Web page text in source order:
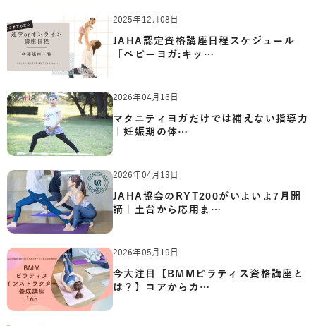
2025年12月08日
JAHA認定資格講座日程スケジュール
「ベビーヨガ:キッ…
2026年04月16日
マタニティヨガだけでは補えない指導力
｜妊娠期の体…
2026年04月13日
JAHA協会のRYT200がいよいよ7月開
講｜土台から応用ま…
2026年05月19日
今大注目【BMMピラティス資格講座と
は？】コアからカ…